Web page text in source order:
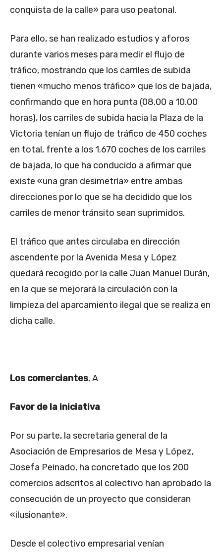
conquista de la calle» para uso peatonal.
Para ello, se han realizado estudios y aforos
durante varios meses para medir el flujo de
tráfico, mostrando que los carriles de subida
tienen «mucho menos tráfico» que los de bajada,
confirmando que en hora punta (08.00 a 10.00
horas), los carriles de subida hacia la Plaza de la
Victoria tenían un flujo de tráfico de 450 coches
en total, frente a los 1.670 coches de los carriles
de bajada, lo que ha conducido a afirmar que
existe «una gran desimetría» entre ambas
direcciones por lo que se ha decidido que los
carriles de menor tránsito sean suprimidos.
El tráfico que antes circulaba en dirección
ascendente por la Avenida Mesa y López
quedará recogido por la calle Juan Manuel Durán,
en la que se mejorará la circulación con la
limpieza del aparcamiento ilegal que se realiza en
dicha calle.
Los comerciantes, A
Favor de la iniciativa
Por su parte, la secretaria general de la
Asociación de Empresarios de Mesa y López,
Josefa Peinado, ha concretado que los 200
comercios adscritos al colectivo han aprobado la
consecución de un proyecto que consideran
«ilusionante».
Desde el colectivo empresarial venían